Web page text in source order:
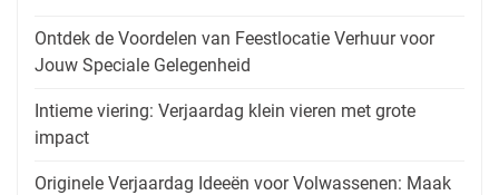
Ontdek de Voordelen van Feestlocatie Verhuur voor
Jouw Speciale Gelegenheid
Intieme viering: Verjaardag klein vieren met grote
impact
Originele Verjaardag Ideeën voor Volwassenen: Maak